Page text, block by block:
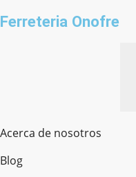
Ferreteria Onofre
Acerca de nosotros
Blog